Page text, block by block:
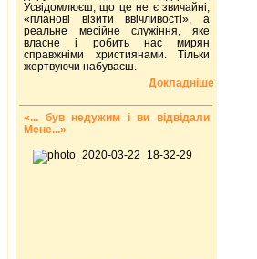
Усвідомлюєш, що це не є звичайні,
«планові візити ввічливості», а
реальне месійне служіння, яке
власне і робить нас мирян
справжніми християнами. Тільки
жертвуючи набуваєш.
Докладніше
«... був недужим і ви відвідали
Мене...»